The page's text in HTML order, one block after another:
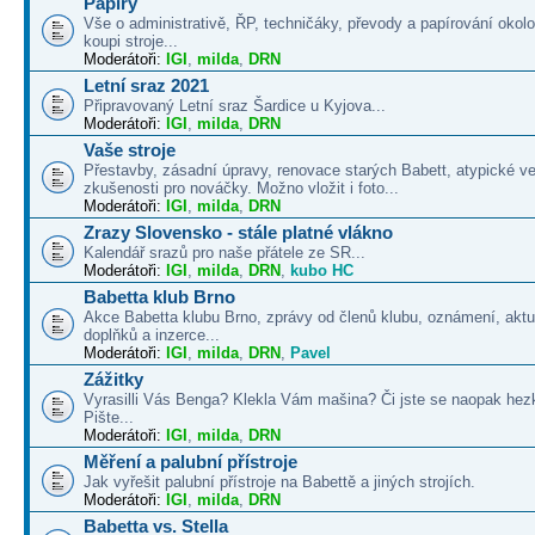
Vše o administrativě, ŘP, techničáky, převody a papírování
koupi stroje...
Moderátoři: IGI , milda, DRN
Letní sraz 2021
Připravovaný Letní sraz Šardice u Kyjova...
Moderátoři: IGI , milda, DRN
Vaše stroje
Přestavby, zásadní úpravy, renovace starých Babett, atypické
zkušenosti pro nováčky. Možno vložit i foto...
Moderátoři: IGI , milda, DRN
Zrazy Slovensko - stále platné vlákno
Kalendář srazů pro naše přátele ze SR...
Moderátoři: IGI , milda, DRN , kubo HC
Babetta klub Brno
Akce Babetta klubu Brno, zprávy od členů klubu, oznámení,
doplňků a inzerce...
Moderátoři: IGI , milda, DRN , Pavel
Zážitky
Vyrasilli Vás Benga? Klekla Vám mašina? Či jste se naopak
Pište...
Moderátoři: IGI , milda, DRN
Měření a palubní přístroje
Jak vyřešit palubní přístroje na Babettě a jiných strojích.
Moderátoři: IGI , milda, DRN
Babetta vs. Stella